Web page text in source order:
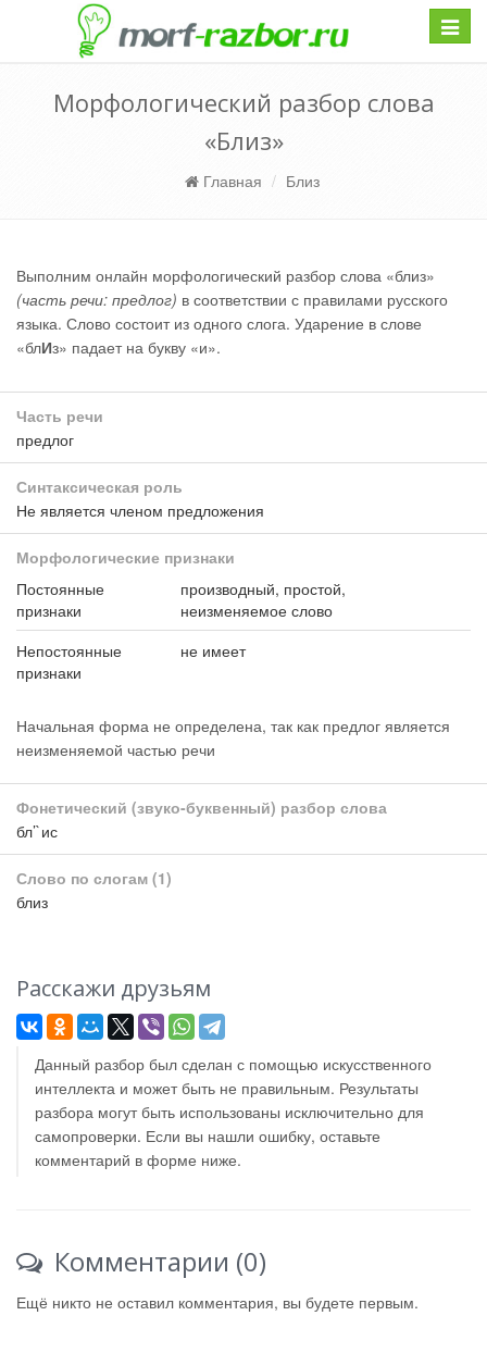
Морфологический разбор слова
«Близ»
Главная Близ
Выполним онлайн морфологический разбор слова «близ»
(часть речи: предлог) в соответствии с правилами русского
языка. Слово состоит из одного слога. Ударение в слове
«блИз» падает на букву «и».
Часть речи
предлог
Синтаксическая роль
Не является членом предложения
Морфологические признаки
Постоянные
признаки
производный, простой,
неизменяемое слово
Непостоянные
признаки
не имеет
Начальная форма не определена, так как предлог является
неизменяемой частью речи
Фонетический (звуко-буквенный) разбор слова
бл’`ис
Слово по слогам (1)
близ
Расскажи друзьям
Данный разбор был сделан с помощью искусственного
интеллекта и может быть не правильным. Результаты
разбора могут быть использованы исключительно для
самопроверки. Если вы нашли ошибку, оставьте
комментарий в форме ниже.
Комментарии (0)
Ещё никто не оставил комментария, вы будете первым.